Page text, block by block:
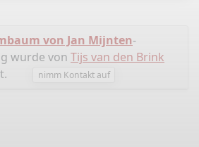
von Jan Mijnten-
wurde von Tijs van den Brink
nimm Kontakt auf